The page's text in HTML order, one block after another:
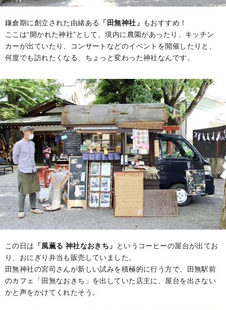
鎌倉期に創立された由緒ある 「田無神社」 もおすすめ！
ここは“開かれた神社”として、境内に農園があったり、キッチン
カーが出ていたり、コンサートなどのイベントを開催したりと、
何度でも訪れたくなる、ちょっと変わった神社なんです。
この日は 「風薫る 神社なおきち」
というコーヒーの屋台が出てお
り、おにぎり弁当も販売していました。
田無神社の宮司さんが新しい試みを積極的に行う方で、田無駅前
のカフェ「田無なおきち」を出していた店主に、屋台を出さない
かと声をかけてくれたそう。